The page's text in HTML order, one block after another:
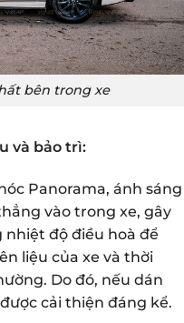
bên trong xe
và bảo trì:
Panorama, ánh sáng
vào trong xe, gây
nhiệt độ điều hoà để
liệu của xe và thời
Do đó, nếu dán
cải thiện đáng kể.